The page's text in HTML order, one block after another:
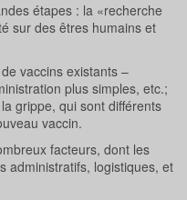
étapes : la «recherche
sur des êtres humains et
vaccins existants –
plus simples, etc.;
grippe, qui sont différents
vaccin.
facteurs, dont les
administratifs, logistiques, et